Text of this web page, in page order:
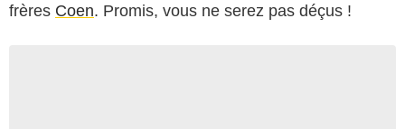
frères Coen. Promis, vous ne serez pas déçus !